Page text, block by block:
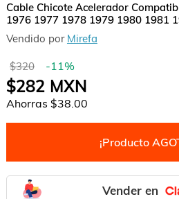
Cable Chicote Acelerador
1976 1977 1978 1979 1980 1981
Vendido por Mirefa
$320 -11%
$282MXN
Ahorras $38.00
¡Producto
Vender en